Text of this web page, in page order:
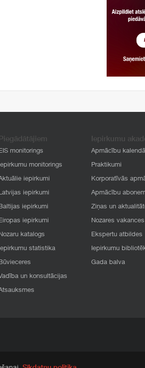
Piegādātājiem
monitorings
monitorings
iepirkumi
iepirkumi
iepirkumi
iepirkumi
katalogs
statistika
un konsultācijas
Iepirkumu
Apmācību
Praktikumi
Korporatīvās
Apmācību
Ziņas un
Nozares vakances
Ekspertu atbildes
Iepirkumu
Gada balva